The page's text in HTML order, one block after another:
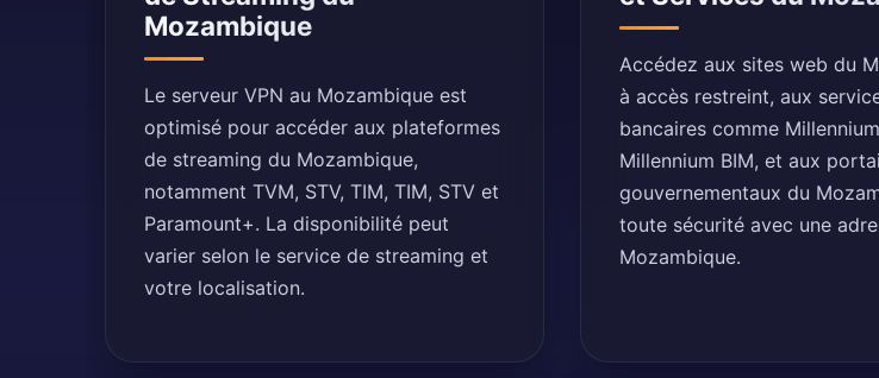
Mozambique
Le serveur VPN au Mozambique est
optimisé pour accéder aux plateformes
de streaming du Mozambique,
notamment TVM, STV, TIM, TIM, STV et
Paramount+. La disponibilité peut
varier selon le service de streaming et
votre localisation.
Accédez aux sites web du
à accès restreint, aux
bancaires comme
Millennium BIM, et aux
gouvernementaux du
toute sécurité avec une
Mozambique.